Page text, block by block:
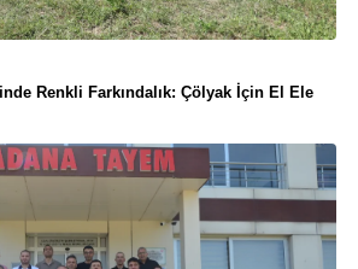
Renkli Farkındalık: Çölyak İçin El Ele